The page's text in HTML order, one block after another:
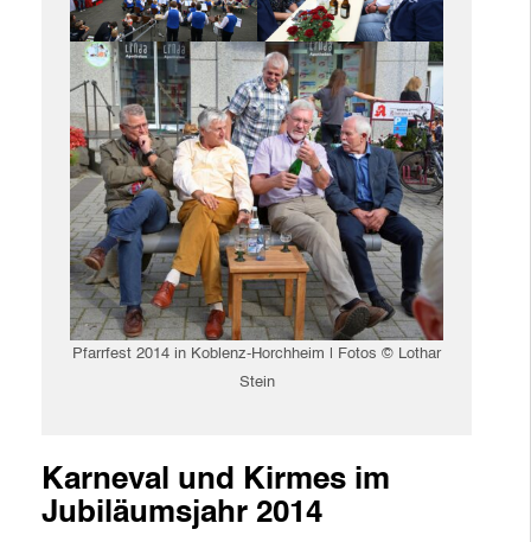
Pfarrfest 2014 in Koblenz-Horchheim | Fotos © Lothar
Stein
Karneval und Kirmes im
Jubiläumsjahr 2014